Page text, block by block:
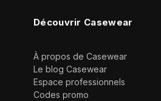
Découvrir Casewear
À propos de Casewear
Le blog Casewear
Espace professionnels
Codes promo